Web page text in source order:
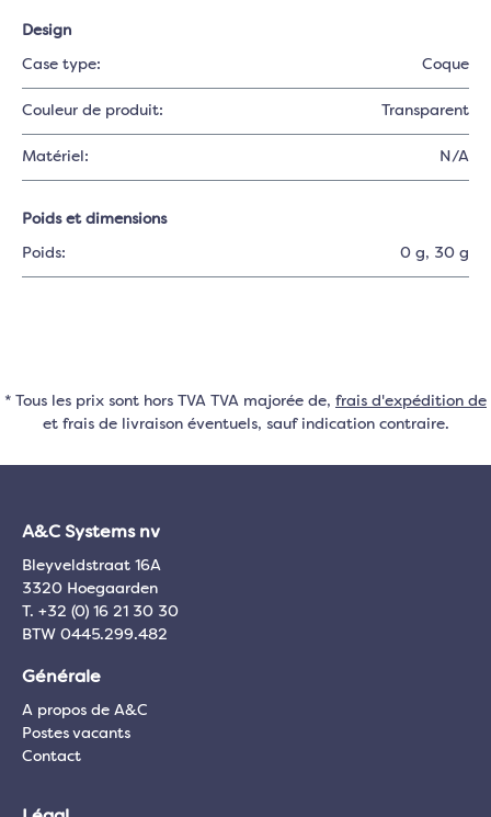
Design
Case type: Coque
Couleur de produit: Transparent
Matériel: N/A
Poids et dimensions
Poids: 0 g, 30 g
* Tous les prix sont hors TVA TVA majorée de, frais d'expédition de
et frais de livraison éventuels, sauf indication contraire.
A&C Systems nv
Bleyveldstraat 16A
3320 Hoegaarden
T. +32 (0) 16 21 30 30
BTW 0445.299.482
Générale
A propos de A&C
Postes vacants
Contact